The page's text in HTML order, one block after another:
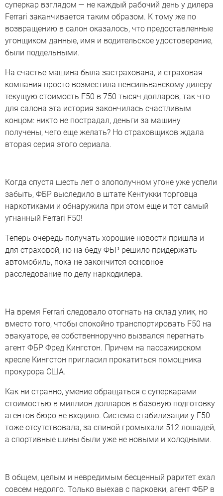
суперкар взглядом — не каждый рабочий день у дилера
Ferrari заканчивается таким образом. К тому же по
возвращению в салон оказалось, что предоставленные
угонщиком данные, имя и водительское удостоверение,
были поддельными.
На счастье машина была застрахована, и страховая
компания просто возместила пенсильванскому дилеру
текущую стоимость F50 в 750 тысяч долларов, так что
для салона эта история закончилась счастливым
концом: никто не пострадал, деньги за машину
получены, чего еще желать? Но страховщиков ждала
вторая серия этого сериала.
Когда спустя шесть лет о злополучном угоне уже успели
забыть, ФБР выследило в штате Кентукки торговца
наркотиками и обнаружила при этом еще и тот самый
угнанный Ferrari F50!
Теперь очередь получать хорошие новости пришла и
для страховой, но на беду ФБР решило придержать
автомобиль, пока не закончится основное
расследование по делу наркодилера.
На время Ferrari следовало отогнать на склад улик, но
вместо того, чтобы спокойно транспортировать F50 на
эвакуаторе, ее собственноручно вызвался перегнать
агент ФБР Фред Кингстон. Причем на пассажирском
кресле Кингстон пригласил прокатиться помощника
прокурора США.
Как ни странно, умение обращаться с суперкарами
стоимостью в миллион долларов в базовую подготовку
агентов бюро не входило. Система стабилизации у F50
тоже отсутствовала, за спиной громыхали 512 лошадей,
а спортивные шины были уже не новыми и холодными.
В общем, целым и невредимым бесценный раритет ехал
совсем недолго. Только выехав с парковки, агент ФБР в